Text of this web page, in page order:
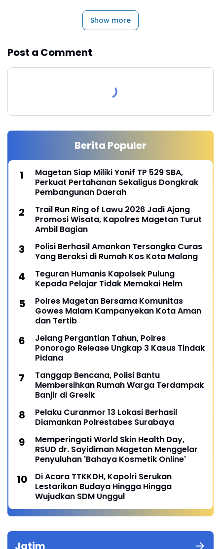
Show more
Post a Comment
Berita Populer
Magetan Siap Miliki Yonif TP 529 SBA,
Perkuat Pertahanan Sekaligus Dongkrak
Pembangunan Daerah
Trail Run Ring of Lawu 2026 Jadi Ajang
Promosi Wisata, Kapolres Magetan Turut
Ambil Bagian
Polisi Berhasil Amankan Tersangka Curas
Yang Beraksi di Rumah Kos Kota Malang
Teguran Humanis Kapolsek Pulung
Kepada Pelajar Tidak Memakai Helm
Polres Magetan Bersama Komunitas
Gowes Malam Kampanyekan Kota Aman
dan Tertib
Jelang Pergantian Tahun, Polres
Ponorogo Release Ungkap 3 Kasus Tindak
Pidana
Tanggap Bencana, Polisi Bantu
Membersihkan Rumah Warga Terdampak
Banjir di Gresik
Pelaku Curanmor 13 Lokasi Berhasil
Diamankan Polrestabes Surabaya
Memperingati World Skin Health Day,
RSUD dr. Sayidiman Magetan Menggelar
Penyuluhan 'Bahaya Kosmetik Online'
Di Acara TTKKDH, Kapolri Serukan
Lestarikan Budaya Hingga Hingga
Wujudkan SDM Unggul
Jatim